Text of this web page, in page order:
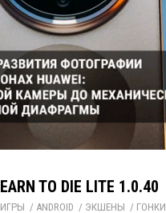
EARN TO DIE LITE 1.0.40
ИГРЫ / ANDROID / ЭКШЕНЫ / ГОНКИ